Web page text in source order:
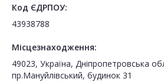
Код ЄДРПОУ:
43938788
Місцезнаходження:
49023, Україна, Дніпропетровська
пр.Мануйлівський, будинок 31